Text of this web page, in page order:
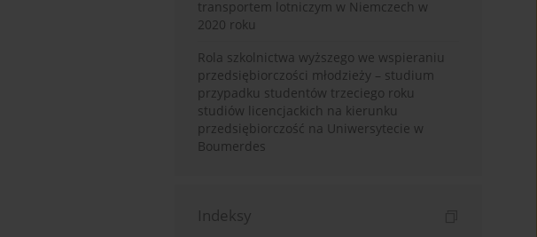
transportem lotniczym w Niemczech w
2020 roku
Rola szkolnictwa wyższego we wspieraniu
przedsiębiorczości młodzieży – studium
przypadku studentów trzeciego roku
studiów licencjackich na kierunku
przedsiębiorczość na Uniwersytecie w
Boumerdes
Indeksy